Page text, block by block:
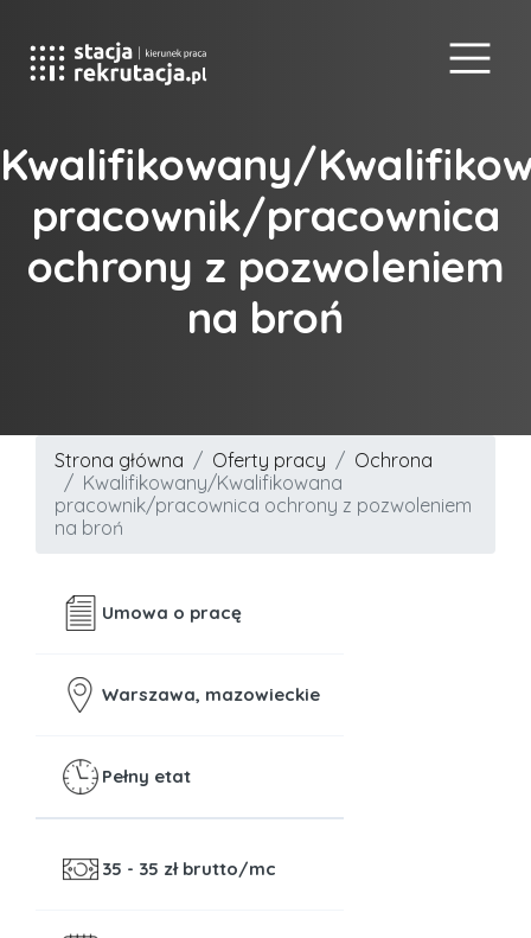
Kwalifikowany/
pracownik/pracownica
ochrony z pozwoleniem
na broń
Strona główna Oferty pracy
Ochrona
Kwalifikowany/Kwalifikowana
pracownik/pracownica ochrony z pozwoleniem
na broń
Umowa o pracę
Warszawa, mazowieckie
Pełny etat
35 - 35 zł brutto/mc